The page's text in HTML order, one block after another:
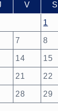
V S
1
7 8
14 15
21 22
28 29